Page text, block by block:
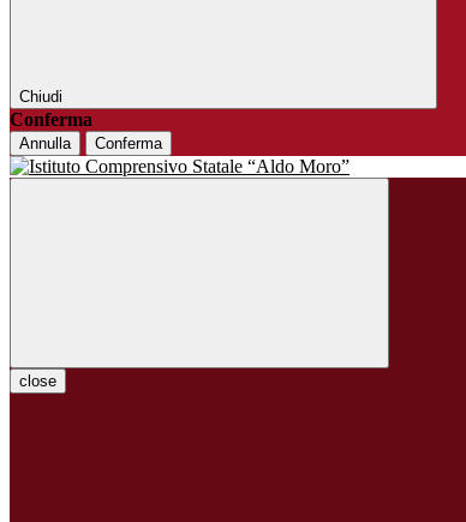
Chiudi
Conferma
Annulla Conferma
close